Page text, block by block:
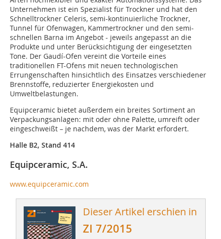
Unternehmen ist ein Spezialist für Trockner und hat den
Schnelltrockner Celeris, semi-kontinuierliche Trockner,
Tunnel für Ofenwagen, Kammertrockner und den semi-
schnellen Barna im Angebot - jeweils angepasst an die
Produkte und unter Berücksichtigung der eingesetzten
Tone. Der Gaudí-Ofen vereint die Vorteile eines
traditionellen FT-Ofens mit neuen technologischen
Errungenschaften hinsichtlich des Einsatzes verschiedener
Brennstoffe, reduzierter Energiekosten und
Umweltbelastungen.
Equipceramic bietet außerdem ein breites Sortiment an
Verpackungsanlagen: mit oder ohne Palette, umreift oder
eingeschweißt – je nachdem, was der Markt erfordert.
Halle B2, Stand 414
Equipceramic, S.A.
www.equipceramic.com
Dieser Artikel erschien in
ZI 7/2015